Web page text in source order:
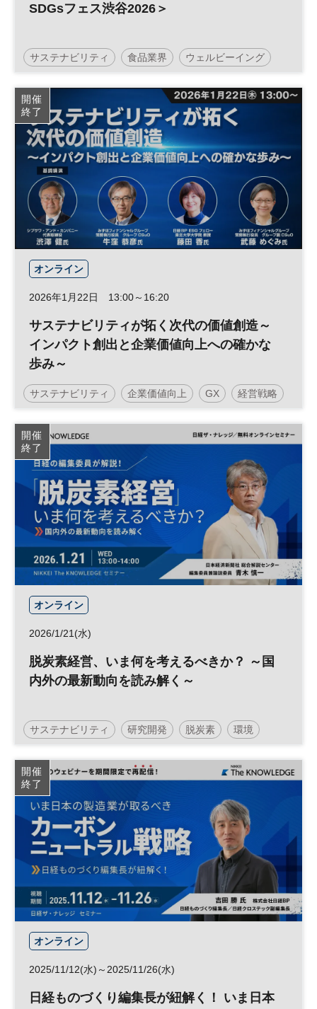
SDGsフェス渋谷2026＞
サステナビリティ 食品業界 ウェルビーイング
日経SDGsフェス 日経SDGsフォーラム 健康
SDGs フードテック 参加無料
開催
終了
オンライン
2026年1月22日 13:00～16:20
サステナビリティが拓く次代の価値創造～
インパクト創出と企業価値向上への確かな
歩み～
サステナビリティ 企業価値向上 GX 経営戦略
SDGs ESG投資 生物多様性 参加無料
日経オンラインセミナー
開催
終了
オンライン
2026/1/21(水)
脱炭素経営、いま何を考えるべきか？ ～国
内外の最新動向を読み解く～
サステナビリティ 研究開発 脱炭素 環境
経営戦略 地球温暖化 参加無料
技術
開催
終了
オンライン
2025/11/12(水)～2025/11/26(水)
日経ものづくり編集長が紐解く！ いま日本